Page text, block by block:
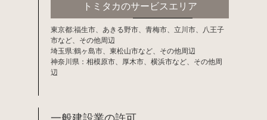
トミタカのサービスエリア
東京都:福生市、あきる野市、青梅市、立川市、八王子
市など、その他周辺
埼玉県:鶴ヶ島市、東松山市など、その他周辺
神奈川県：相模原市、厚木市、横浜市など、その他周
辺